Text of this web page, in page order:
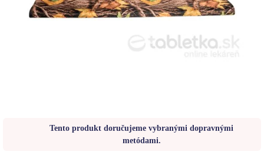
Tento produkt doručujeme vybranými dopravnými
metódami.